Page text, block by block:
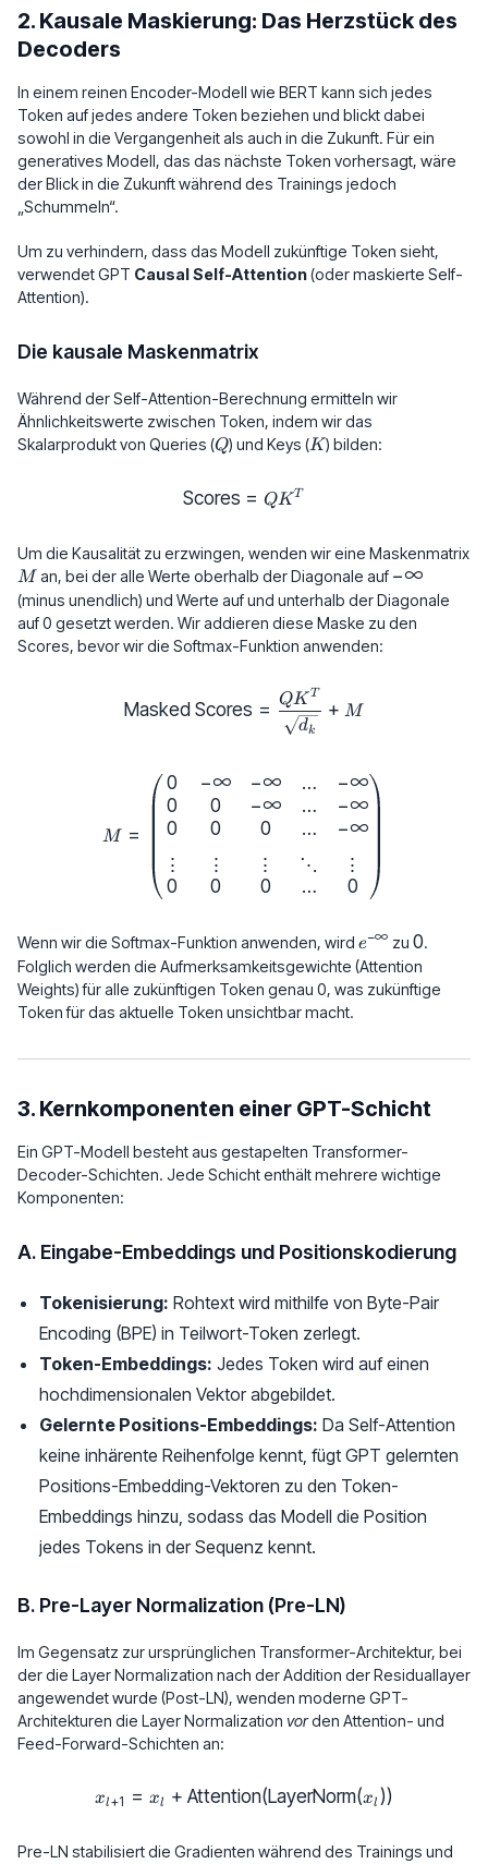
2. Kausale Maskierung: Das Herzstück des
Decoders
In einem reinen Encoder-Modell wie BERT kann sich jedes
Token auf jedes andere Token beziehen und blickt dabei
sowohl in die Vergangenheit als auch in die Zukunft. Für ein
generatives Modell, das das nächste Token vorhersagt, wäre
der Blick in die Zukunft während des Trainings jedoch
„Schummeln“.
Um zu verhindern, dass das Modell zukünftige Token sieht,
verwendet GPT Causal Self-Attention(oder maskierte Self-
Attention).
Die kausale Maskenmatrix
Während der Self-Attention-Berechnung ermitteln wir
Ähnlichkeitswerte zwischen Token, indem wir das
Skalarprodukt von Queries (Q
Q) und Keys (K
K) bilden:
\text{Scores} = QK^T
Scores = QK T
Um die Kausalität zu erzwingen, wenden wir eine Maskenmatrix
M
Man, bei der alle Werte oberhalb der Diagonale auf -
\infty
−∞
(minus unendlich) und Werte auf und unterhalb der Diagonale
auf 0 gesetzt werden. Wir addieren diese Maske zu den
Scores, bevor wir die Softmax-Funktion anwenden:
\text{Masked Scores} =
Masked Scores =
dk
QK T
+ M
M = \begin{pmatrix} 0 & -
M =
0
0
0
⋮
0
−∞
0
0
⋮
0
−∞
−∞
0
⋮
0
…
…
…
⋱
…
−∞
−∞
−∞
⋮
0
Wenn wir die Softmax-Funktion anwenden, wird e^{-
\infty}
e−∞ zu 0
0.
Folglich werden die Aufmerksamkeitsgewichte (Attention
Weights) für alle zukünftigen Token genau 0, was zukünftige
Token für das aktuelle Token unsichtbar macht.
3. Kernkomponenten einer GPT-Schicht
Ein GPT-Modell besteht aus gestapelten Transformer-
Decoder-Schichten. Jede Schicht enthält mehrere wichtige
Komponenten:
A. Eingabe-Embeddings und Positionskodierung
Tokenisierung: Rohtext wird mithilfe von Byte-Pair
Encoding (BPE) in Teilwort-Token zerlegt.
Token-Embeddings: Jedes Token wird auf einen
hochdimensionalen Vektor abgebildet.
Gelernte Positions-Embeddings: Da Self-Attention
keine inhärente Reihenfolge kennt, fügt GPT gelernten
Positions-Embedding-Vektoren zu den Token-
Embeddings hinzu, sodass das Modell die Position
jedes Tokens in der Sequenz kennt.
B. Pre-Layer Normalization (Pre-LN)
Im Gegensatz zur ursprünglichen Transformer-Architektur, bei
der die Layer Normalization nach der Addition der Residuallayer
angewendet wurde (Post-LN), wenden moderne GPT-
Architekturen die Layer Normalization vorden Attention- und
Feed-Forward-Schichten an:
x_{l+1} = x_l +
xl+1 = xl + Attention(LayerNorm(xl ))
Pre-LN stabilisiert die Gradienten während des Trainings und